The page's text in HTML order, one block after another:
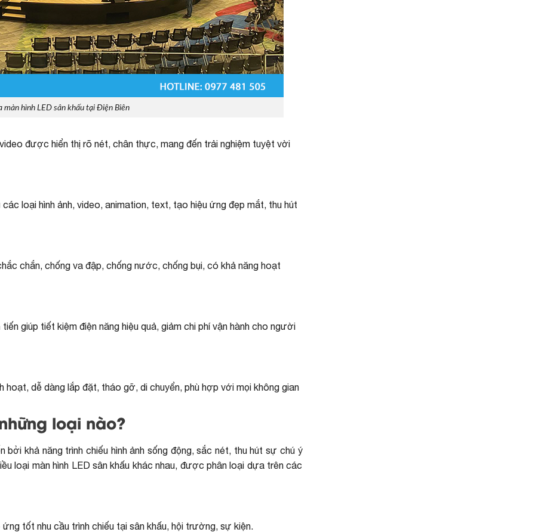
màn hình LED sân khấu tại Điện Biên
được hiển thị rõ nét, chân thực, mang đến trải nghiệm tuyệt vời
loại hình ảnh, video, animation, text, tạo hiệu ứng đẹp mắt, thu hút
chắn, chống va đập, chống nước, chống bụi, có khả năng hoạt
giúp tiết kiệm điện năng hiệu quả, giảm chi phí vận hành cho người
dễ dàng lắp đặt, tháo gỡ, di chuyển, phù hợp với mọi không gian
loại nào?
bởi khả năng trình chiếu hình ảnh sống động, sắc nét, thu hút sự chú ý
loại màn hình LED sân khấu khác nhau, được phân loại dựa trên các
ứng tốt nhu cầu trình chiếu tại sân khấu, hội trường, sự kiện.